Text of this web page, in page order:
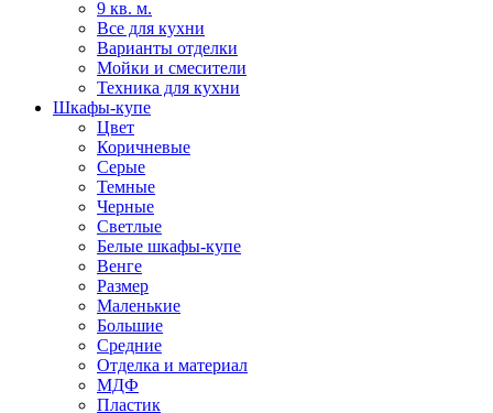
9 кв. м.
Все для кухни
Варианты отделки
Мойки и смесители
Техника для кухни
Шкафы-купе
Цвет
Коричневые
Серые
Темные
Черные
Светлые
Белые шкафы-купе
Венге
Размер
Маленькие
Большие
Средние
Отделка и материал
МДФ
Пластик